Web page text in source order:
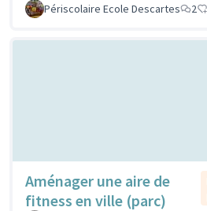
Périscolaire Ecole Descartes
2
Aménager une aire de
fitness en ville (parc)